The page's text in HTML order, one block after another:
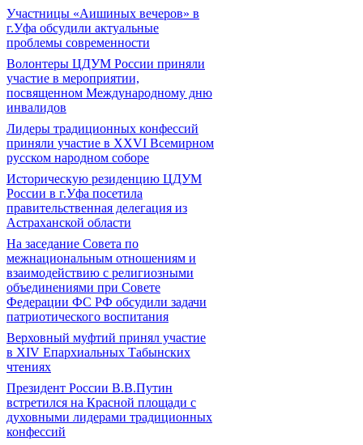
Участницы «Аишиных вечеров» в
г.Уфа обсудили актуальные
проблемы современности
Волонтеры ЦДУМ России приняли
участие в мероприятии,
посвященном Международному дню
инвалидов
Лидеры традиционных конфессий
приняли участие в XXVI Всемирном
русском народном соборе
Историческую резиденцию ЦДУМ
России в г.Уфа посетила
правительственная делегация из
Астраханской области
На заседание Совета по
межнациональным отношениям и
взаимодействию с религиозными
объединениями при Совете
Федерации ФС РФ обсудили задачи
патриотического воспитания
Верховный муфтий принял участие
в ХIV Епархиальных Табынских
чтениях
Президент России В.В.Путин
встретился на Красной площади с
духовными лидерами традиционных
конфессий